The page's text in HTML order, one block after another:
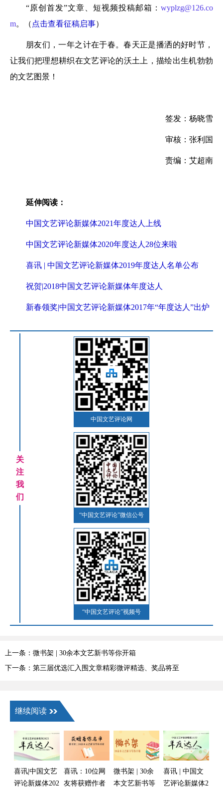
“原创首发”文章、短视频投稿邮箱： wyplzg@126.co
m。（ 点击查看征稿启事）
朋友们，一年之计在于春。春天正是播洒的好时节，
让我们把理想耕织在文艺评论的沃土上，描绘出生机勃勃
的文艺图景！
签发：杨晓雪
审核：张利国
责编：艾超南
延伸阅读：
中国文艺评论新媒体2021年度达人上线
中国文艺评论新媒体2020年度达人28位来啦
喜讯 | 中国文艺评论新媒体2019年度达人名单公布
祝贺|2018中国文艺评论新媒体年度达人
新春领奖|中国文艺评论新媒体2017年“年度达人”出炉
关
注
我
们
中国文艺评论网
“中国文艺评论”微信公号
“中国文艺评论”视频号
上一条：微书架 | 30余本文艺新书等你开箱
下一条：第三届优选汇入围文章精彩微评精选、奖品将至
继续阅读
喜讯|中国文艺
评论新媒体202
喜讯：10位网
友将获赠作者
微书架 | 30余
本文艺新书等
喜讯 | 中国文
艺评论新媒体2